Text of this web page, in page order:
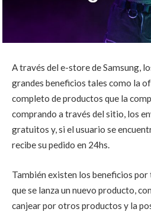
A través del e-store de Samsung,
grandes beneficios tales como la
completo de productos que la
comprando a través del sitio, los
gratuitos y, si el usuario se
recibe su pedido en 24hs.
También existen los beneficios
que se lanza un nuevo producto,
canjear por otros productos y la